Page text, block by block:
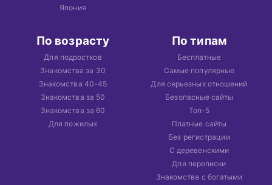
Япония
По возрасту
Для подростков
Знакомства за 30
Знакомства 40-45
Знакомства за 50
Знакомства за 60
Для пожилых
По типам
Бесплатные
Самые популярные
Для серьезных отношений
Безопасные сайты
Топ-5
Платные сайты
Без регистрации
С деревенскими
Для переписки
Знакомства с богатыми